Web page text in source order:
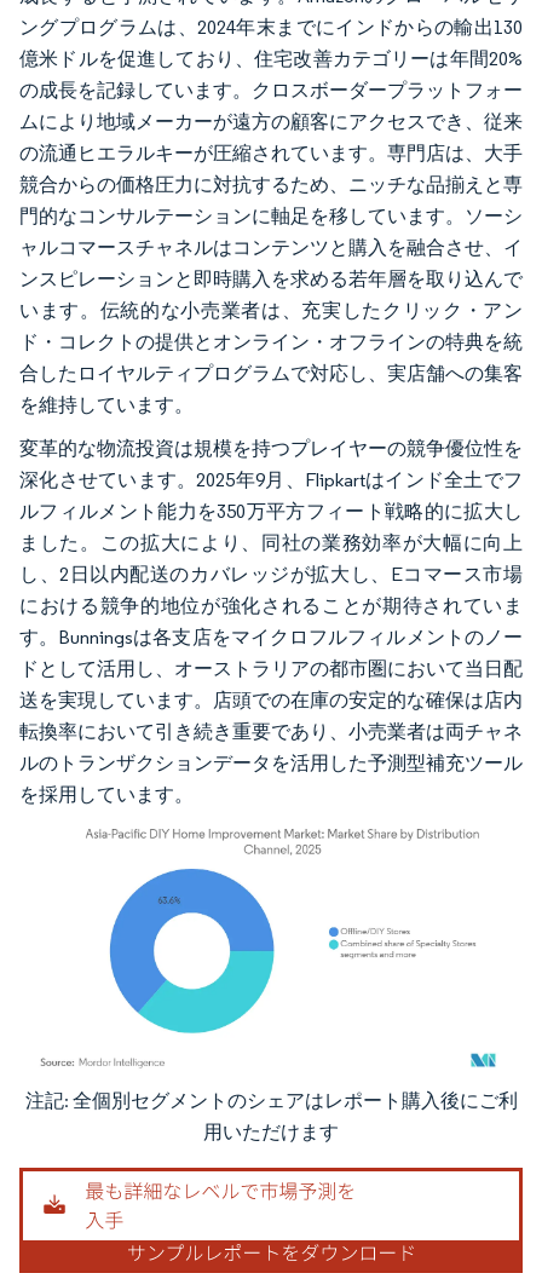
ングプログラムは、2024年末までにインドからの輸出130
億米ドルを促進しており、住宅改善カテゴリーは年間20%
の成長を記録しています。クロスボーダープラットフォー
ムにより地域メーカーが遠方の顧客にアクセスでき、従来
の流通ヒエラルキーが圧縮されています。専門店は、大手
競合からの価格圧力に対抗するため、ニッチな品揃えと専
門的なコンサルテーションに軸足を移しています。ソーシ
ャルコマースチャネルはコンテンツと購入を融合させ、イ
ンスピレーションと即時購入を求める若年層を取り込んで
います。伝統的な小売業者は、充実したクリック・アン
ド・コレクトの提供とオンライン・オフラインの特典を統
合したロイヤルティプログラムで対応し、実店舗への集客
を維持しています。
変革的な物流投資は規模を持つプレイヤーの競争優位性を
深化させています。2025年9月、Flipkartはインド全土でフ
ルフィルメント能力を350万平方フィート戦略的に拡大し
ました。この拡大により、同社の業務効率が大幅に向上
し、2日以内配送のカバレッジが拡大し、Eコマース市場
における競争的地位が強化されることが期待されていま
す。Bunningsは各支店をマイクロフルフィルメントのノー
ドとして活用し、オーストラリアの都市圏において当日配
送を実現しています。店頭での在庫の安定的な確保は店内
転換率において引き続き重要であり、小売業者は両チャネ
ルのトランザクションデータを活用した予測型補充ツール
を採用しています。
画像 © Mordor Intelligence。再利用にはCC BY 4.0の表示が必要です。
注記: 全個別セグメントのシェアはレポート購入後にご利
用いただけます